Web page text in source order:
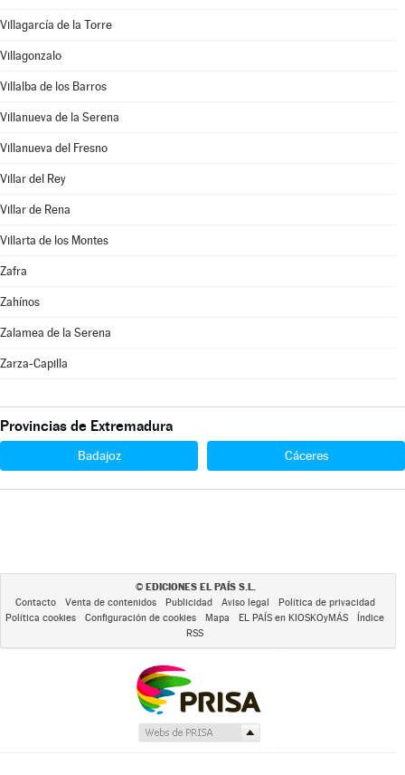
Villagarcía de la Torre
Villagonzalo
Villalba de los Barros
Villanueva de la Serena
Villanueva del Fresno
Villar del Rey
Villar de Rena
Villarta de los Montes
Zafra
Zahínos
Zalamea de la Serena
Zarza-Capilla
Provincias de Extremadura
Badajoz Cáceres
© EDICIONES EL PAÍS S.L.
Contacto Venta de contenidos Publicidad Aviso legal
Política de privacidad
Política cookies
Configuración de cookies Mapa EL PAÍS en KIOSKOyMÁS
Índice
RSS